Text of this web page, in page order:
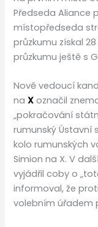
Předseda Aliance
místopředseda
průzkumu získal
průzkumu ještě s
Nově vedoucí
naX označil
„pokračování
rumunský Ústavní
kolo rumunských
Simion na X. V
vyjádřil coby o
informoval, že
volebním úřadem